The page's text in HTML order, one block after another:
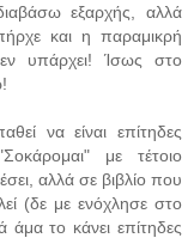
εξαρχής, αλλά
και η παραμικρή
υπάρχει! Ίσως στο
να είναι επίτηδες
με τέτοιο
αλλά σε βιβλίο που
(δε με ενόχλησε στο
άμα το κάνει επίτηδες